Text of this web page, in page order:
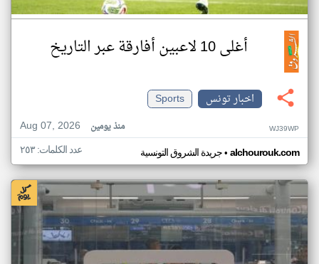
أغلى 10 لاعبين أفارقة عبر التاريخ
اخبار تونس
Sports
Aug 07, 2026
منذ يومين WJ39WP
جريدة الشروق التونسية• alchourouk.com عدد الكلمات: ٢٥٣